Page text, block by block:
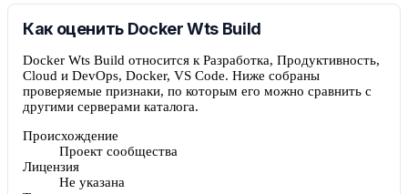
Как оценить Docker Wts Build
Docker Wts Build относится к Разработка, Продуктивность,
Cloud и DevOps, Docker, VS Code. Ниже собраны
проверяемые признаки, по которым его можно сравнить с
другими серверами каталога.
Происхождение
Проект сообщества
Лицензия
Не указана